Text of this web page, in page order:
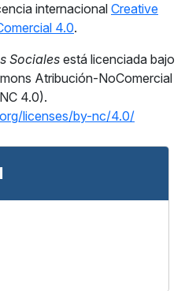
internacional Creative
4.0.
Sociales está licenciada bajo
Atribución-NoComercial
4.0).
licenses/by-nc/4.0/